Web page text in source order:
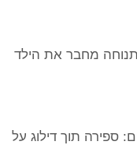
מחבר את הילד
מ-1 עד 10. לגדולים: ספירה תוך דילוג על